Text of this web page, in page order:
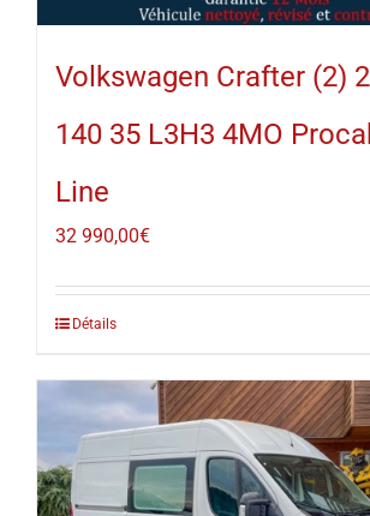
Volkswagen Crafter (2)
140 35 L3H3 4MO
Line
32 990,00€
Détails